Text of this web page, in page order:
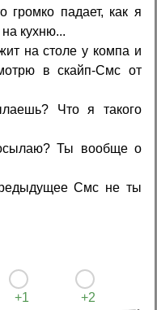
громко падает, как я
кухню...
на столе у компа и
в скайп-Смс от
Что я такого
Ты вообще о
Смс не ты
+1 +2